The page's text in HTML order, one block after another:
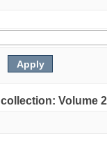
Volume